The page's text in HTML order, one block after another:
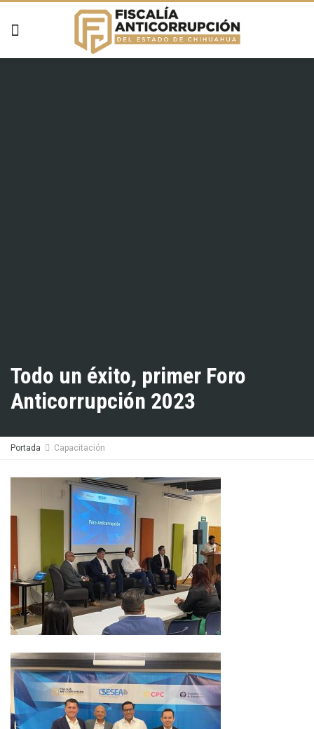
Todo un éxito, primer Foro
Anticorrupción 2023
Portada Capacitación